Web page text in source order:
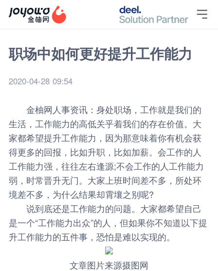

职场中如何更好提升工作能力
2020-04-28 09:54
金柚网 人事资讯：身处职场，工作就是我们的
生活，工作能力的高低关乎着我们的存在价值。大
家都希望提升工作能力，因为那意味着你有机会获
得更多的回报，比如升职，比如加薪。会工作的人
工作能力强，往往左右逢源;不会工作的人工作能力
弱，时常晋升无门。大家上班时间差不多，所处环
境差不多，为什么结果却霄壤之别呢?
说到底还是工作能力的问题。大家都希望自己
是一个“工作能力出众”的人，但如果你不知道以下提
升工作能力的五件事，恐怕是难以实现的。
文章图片来源摄图网